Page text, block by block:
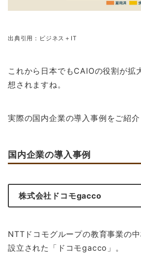
出典引用：ビジネス＋IT
これから日本でもCAIOの役割が拡
想されますね。
実際の国内企業の導入事例をご紹介
国内企業の導入事例
株式会社ドコモgacco
NTTドコモグループの教育事業の
設立された「ドコモgacco」。